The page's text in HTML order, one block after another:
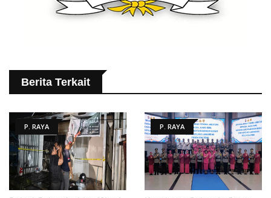
Berita Terkait
P. RAYA P. RAYA